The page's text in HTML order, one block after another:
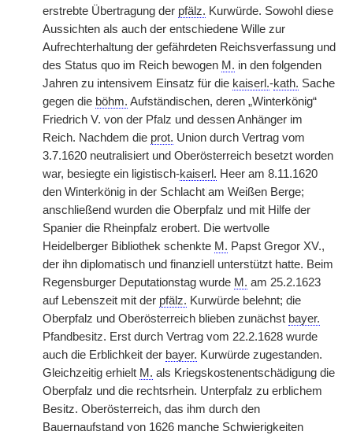
erstrebte Übertragung der pfälz. Kurwürde. Sowohl diese
Aussichten als auch der entschiedene Wille zur
Aufrechterhaltung der gefährdeten Reichsverfassung und
des Status quo im Reich bewogen M. in den folgenden
Jahren zu intensivem Einsatz für die kaiserl.-kath. Sache
gegen die böhm. Aufständischen, deren „Winterkönig“
Friedrich V. von der Pfalz und dessen Anhänger im
Reich. Nachdem die prot. Union durch Vertrag vom
3.7.1620 neutralisiert und Oberösterreich besetzt worden
war, besiegte ein ligistisch-kaiserl. Heer am 8.11.1620
den Winterkönig in der Schlacht am Weißen Berge;
anschließend wurden die Oberpfalz und mit Hilfe der
Spanier die Rheinpfalz erobert. Die wertvolle
Heidelberger Bibliothek schenkte M. Papst Gregor XV.,
der ihn diplomatisch und finanziell unterstützt hatte. Beim
Regensburger Deputationstag wurde M. am 25.2.1623
auf Lebenszeit mit der pfälz. Kurwürde belehnt; die
Oberpfalz und Oberösterreich blieben zunächst bayer.
Pfandbesitz. Erst durch Vertrag vom 22.2.1628 wurde
auch die Erblichkeit der bayer. Kurwürde zugestanden.
Gleichzeitig erhielt M. als Kriegskostenentschädigung die
Oberpfalz und die rechtsrhein. Unterpfalz zu erblichem
Besitz. Oberösterreich, das ihm durch den
Bauernaufstand von 1626 manche Schwierigkeiten